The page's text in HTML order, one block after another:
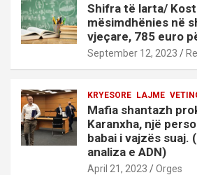
Shifra të larta/
mësimdhënies në
vjeçare, 785 euro
September 12, 2023
KRYESORE LAJME
Mafia shantazh
Karanxha, një
babai i vajzës suaj.
analiza e ADN)
April 21, 2023 Orges